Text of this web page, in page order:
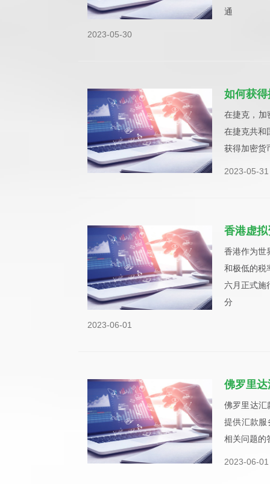
通
2023-05-30
如何获
在捷克，加
在捷克共和
获得加密货
2023-05-31
香港虚
香港作为世
和极低的税
六月正式施
分
2023-06-01
佛罗里
佛罗里达汇
提供汇款服
相关问题的
2023-06-01